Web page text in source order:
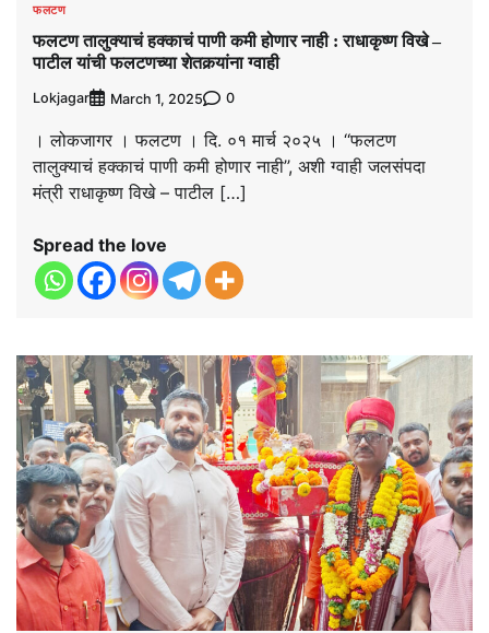
फलटण
फलटण तालुक्याचं हक्काचं पाणी कमी होणार नाही : राधाकृष्ण विखे –
पाटील यांची फलटणच्या शेतकर्‍यांना ग्वाही
Lokjagar March 1, 2025 0
। लोकजागर । फलटण । दि. ०१ मार्च २०२५ । ‘‘फलटण
तालुक्याचं हक्काचं पाणी कमी होणार नाही’’, अशी ग्वाही जलसंपदा
मंत्री राधाकृष्ण विखे – पाटील […]
Spread the love